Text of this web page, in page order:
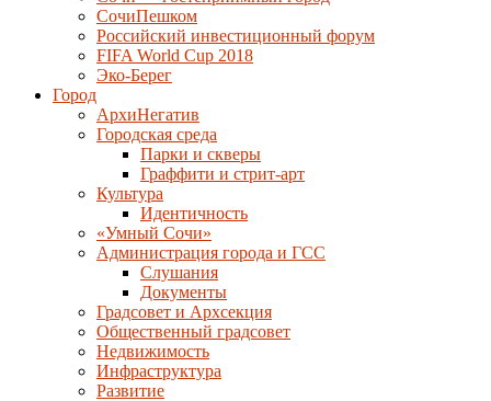
СочиПешком
Российский инвестиционный форум
FIFA World Cup 2018
Эко-Берег
Город
АрхиНегатив
Городская среда
Парки и скверы
Граффити и стрит-арт
Культура
Идентичность
«Умный Сочи»
Администрация города и ГСС
Слушания
Документы
Градсовет и Архсекция
Общественный градсовет
Недвижимость
Инфраструктура
Развитие